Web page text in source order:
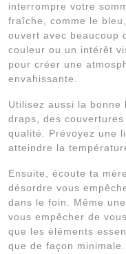
interrompre votre
fraîche, comme le
ouvert avec beaucoup
couleur ou un intérêt
pour créer une
envahissante.
Utilisez aussi la
draps, des
qualité. Prévoyez une
atteindre la
Ensuite, écoute ta
désordre vous
dans le foin. Même
vous empêcher de
que les éléments
que de façon